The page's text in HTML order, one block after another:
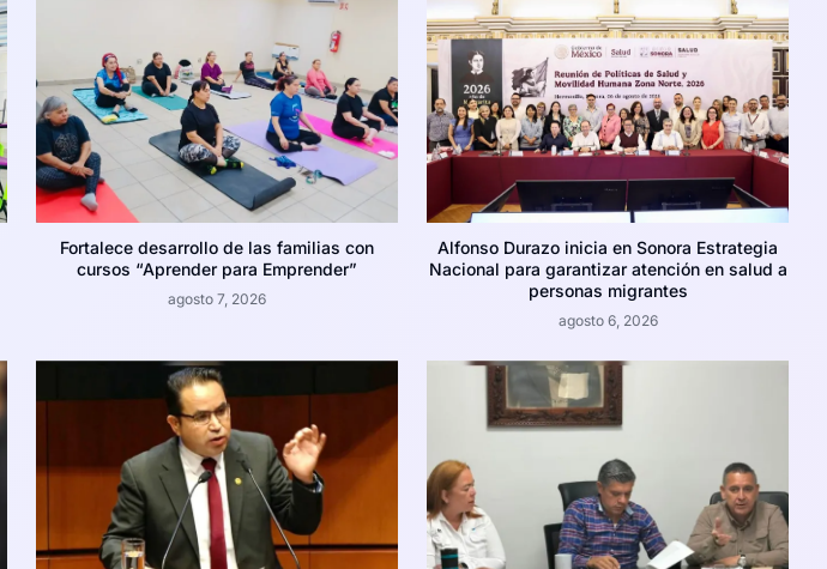
Fortalece desarrollo de las familias con
cursos “Aprender para Emprender”
agosto 7, 2026
Alfonso Durazo inicia en Sonora Estrategia
Nacional para garantizar atención en salud a
personas migrantes
agosto 6, 2026